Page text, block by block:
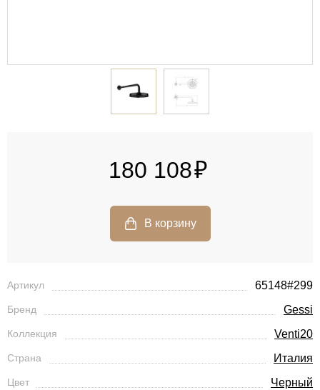
Артикул 65148#299
Бренд Gessi
Коллекция Venti20
Страна Италия
Цвет Черный
180 108